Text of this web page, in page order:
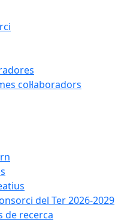
col·laboradors
del Ter 2026-2029
de recerca